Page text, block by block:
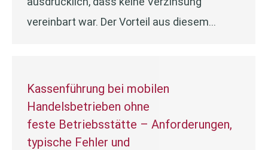
vereinbart war. Der Vorteil aus diesem…
Kassenführung bei mobilen
Handelsbetrieben ohne
feste Betriebsstätte – Anforderungen,
typische Fehler und